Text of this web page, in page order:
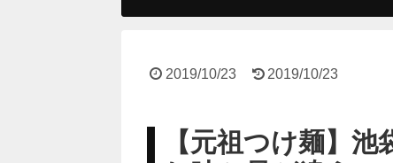
2019/10/23 2019/10/23
【元祖つけ麺】